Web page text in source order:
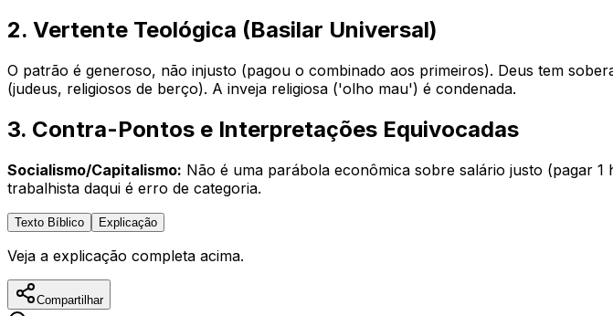
2. Vertente Teológica (Basilar Universal)
O patrão é generoso, não injusto (pagou o combinado aos primeiros). Deus tem
(judeus, religiosos de berço). A inveja religiosa ('olho mau') é condenada.
3. Contra-Pontos e Interpretações Equivocadas
Socialismo/Capitalismo: Não é uma parábola econômica sobre salário justo (pagar
trabalhista daqui é erro de categoria.
Texto Bíblico Explicação
Veja a explicação completa acima.
Compartilhar